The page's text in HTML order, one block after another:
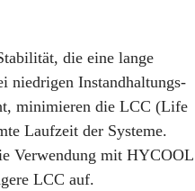
die eine lange
niedrigen Instandhaltungs-
minimieren die LCC (Life
Laufzeit der Systeme.
Verwendung mit HYCOOL
LCC auf.